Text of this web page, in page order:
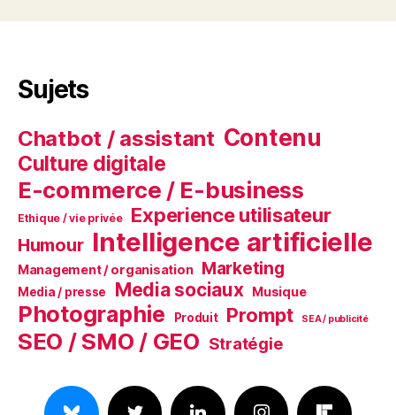
Sujets
Chatbot / assistant Contenu
Culture digitale
E-commerce / E-business
Ethique / vie privée Experience utilisateur
Humour Intelligence artificielle
Management / organisation Marketing
Media / presse Media sociaux Musique
Photographie Produit Prompt SEA / publicité
SEO / SMO / GEO Stratégie